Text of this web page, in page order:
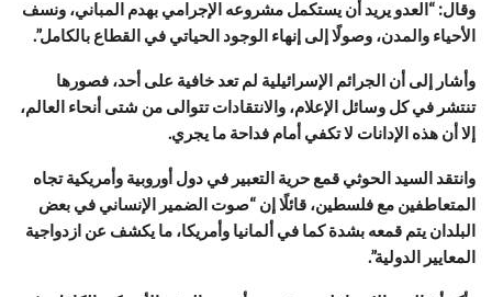
وقال: “العدو يريد أن يستكمل مشروعه الإجرامي بهدم المباني، ونسف
الأحياء والمدن، وصولًا إلى إنهاء الوجود الحياتي في القطاع بالكامل”.
وأشار إلى أن الجرائم الإسرائيلية لم تعد خافية على أحد، فصورها
تنتشر في كل وسائل الإعلام، والانتقادات تتوالى من شتى أنحاء العالم،
إلا أن هذه الإدانات لا تكفي أمام فداحة ما يجري.
وانتقد السيد الحوثي قمع حرية التعبير في دول أوروبية وأمريكية تجاه
المتعاطفين مع فلسطين، قائلًا إن “صوت الضمير الإنساني في بعض
البلدان يتم قمعه بشدة كما في ألمانيا وأمريكا، ما يكشف عن ازدواجية
المعايير الدولية”.